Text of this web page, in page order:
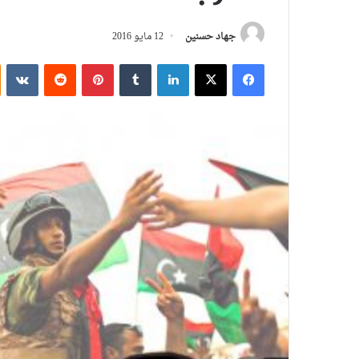
جهاد حسنين 12 مايو 2016
فيسبوك ‫X لينكدإن بينتيريست